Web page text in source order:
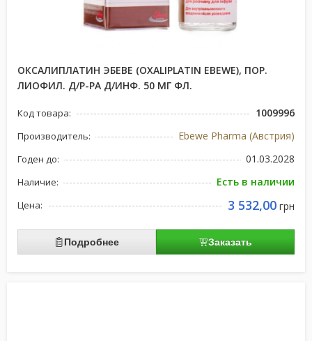
ОКСАЛИПЛАТИН ЭБЕВЕ (OXALIPLATIN EBEWE), ПОР.
ЛИОФИЛ. Д/Р-РА Д/ИНФ. 50 МГ ФЛ.
Код товара: 1009996
Производитель: Ebewe Pharma (Австрия)
Годен до: 01.03.2028
Наличие: Есть в наличии
Цена: 3 532,00 грн
Подробнее Заказать